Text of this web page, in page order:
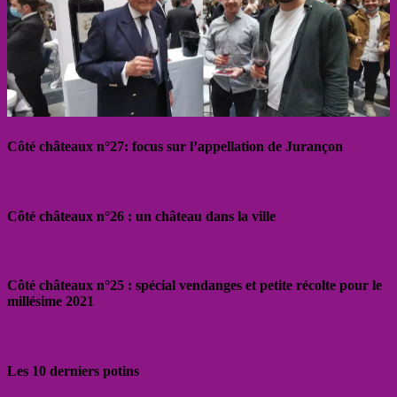
Côté châteaux n°27: focus sur l’appellation de Jurançon
Côté châteaux n°26 : un château dans la ville
Côté châteaux n°25 : spécial vendanges et petite récolte pour le
millésime 2021
Les 10 derniers potins